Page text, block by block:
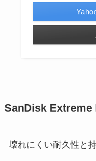
SanDisk Extreme
壊れにくい耐久性と